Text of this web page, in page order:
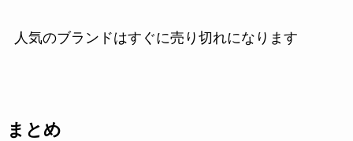
人気のブランドはすぐに売り切れになります
まとめ